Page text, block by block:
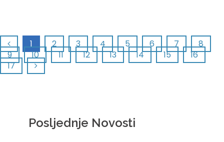
1 2 3 4 5 6 7
8
9
10 11 12 13 14 15
16
17
Posljednje Novosti